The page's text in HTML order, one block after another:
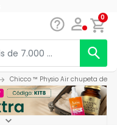
0
Chicco ™ Physio Air chupeta de